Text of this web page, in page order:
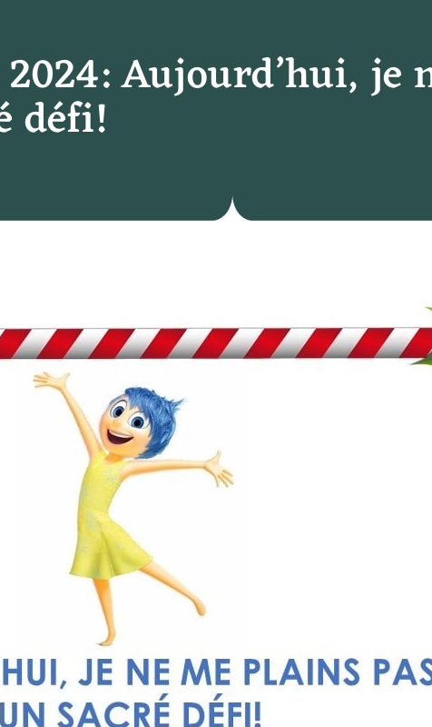
Aujourd’hui, je
défi!